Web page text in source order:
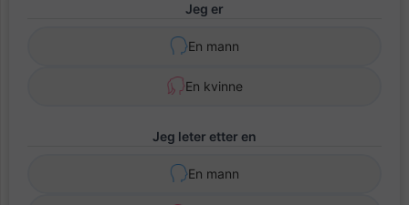
Jeg er
En mann
En kvinne
Jeg leter etter en
En mann